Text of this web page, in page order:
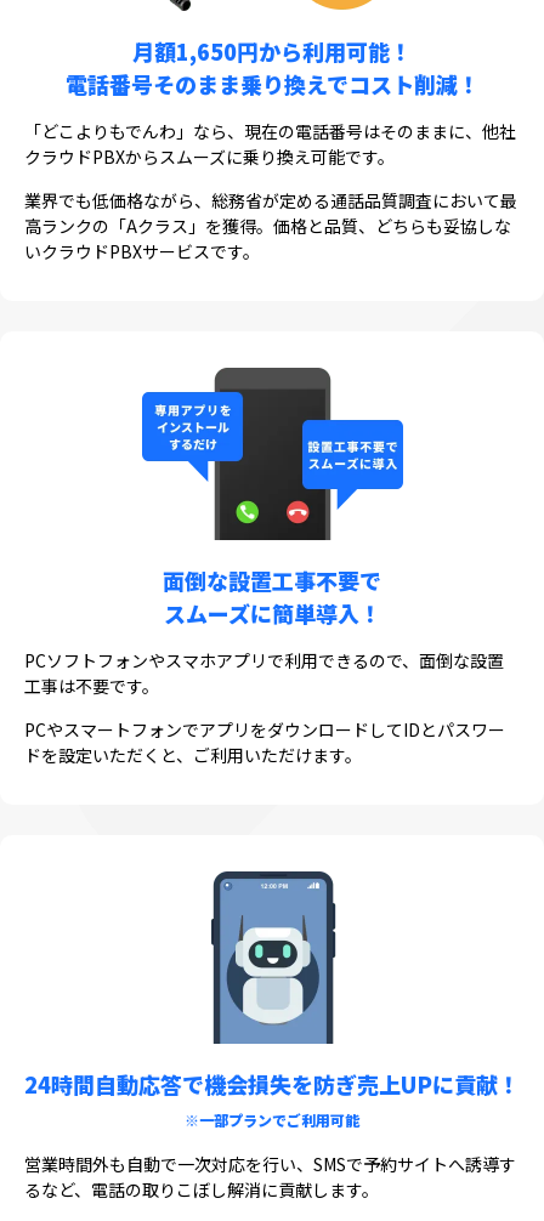
月額1,650円から利用可能！
電話番号そのまま乗り換えでコスト削減！
「どこよりもでんわ」なら、現在の電話番号はそのままに、他社
クラウドPBXからスムーズに乗り換え可能です。
業界でも低価格ながら、総務省が定める通話品質調査において最
高ランクの「Aクラス」を獲得。価格と品質、どちらも妥協しな
いクラウドPBXサービスです。
面倒な設置工事不要で
スムーズに簡単導入！
PCソフトフォンやスマホアプリで利用できるので、面倒な設置
工事は不要です。
PCやスマートフォンでアプリをダウンロードしてIDとパスワー
ドを設定いただくと、ご利用いただけます。
24時間自動応答で機会損失を防ぎ売上UPに貢献！
※一部プランでご利用可能
営業時間外も自動で一次対応を行い、SMSで予約サイトへ誘導す
るなど、電話の取りこぼし解消に貢献します。